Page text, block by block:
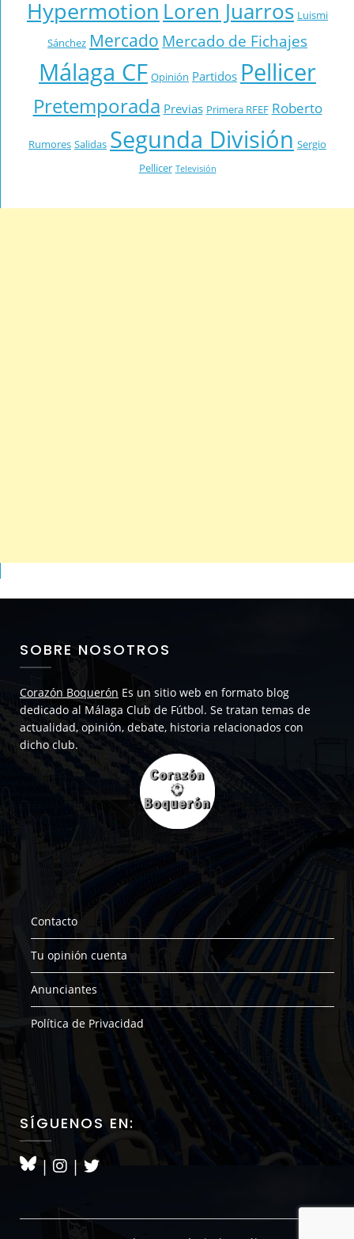
Hypermotion Loren Juarros Luismi
Sánchez Mercado Mercado de Fichajes
Málaga CF Opinión Partidos Pellicer
Pretemporada Previas Primera RFEF Roberto
Rumores Salidas Segunda División Sergio
Pellicer Televisión
SOBRE NOSOTROS
Corazón Boquerón Es un sitio web en formato blog
dedicado al Málaga Club de Fútbol. Se tratan temas de
actualidad, opinión, debate, historia relacionados con
dicho club.
Contacto
Tu opinión cuenta
Anunciantes
Política de Privacidad
SÍGUENOS EN:
| |